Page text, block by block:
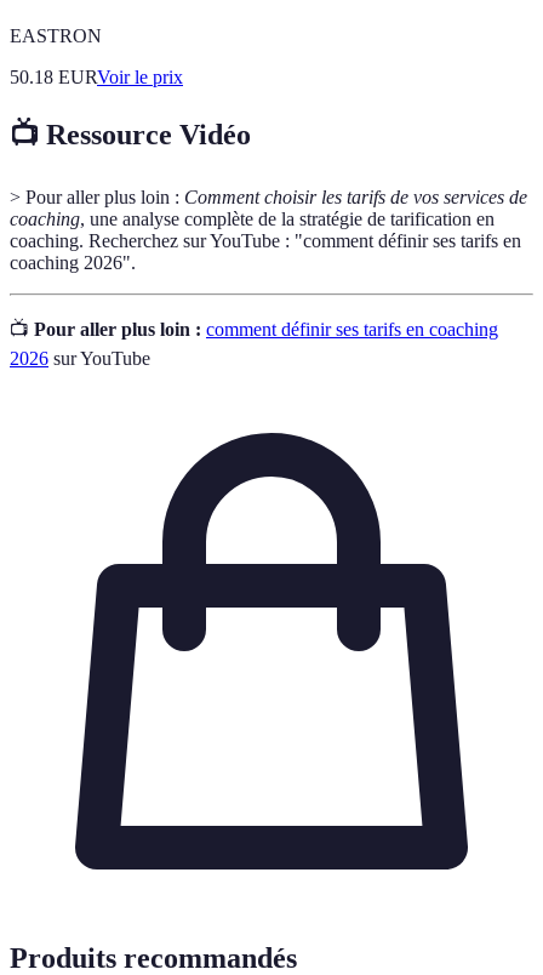
EASTRON
50.18 EURVoir le prix
📺 Ressource Vidéo
> Pour aller plus loin : Comment choisir les tarifs de vos services de
coaching, une analyse complète de la stratégie de tarification en
coaching. Recherchez sur YouTube : "comment définir ses tarifs en
coaching 2026".
📺 Pour aller plus loin : comment définir ses tarifs en coaching
2026 sur YouTube
Produits recommandés